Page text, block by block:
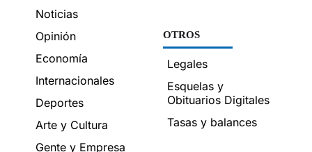
Noticias
Opinión
Economía
Internacionales
Deportes
Arte y Cultura
Gente y Empresa
OTROS
Legales
Esquelas y
Obituarios Digitales
Tasas y balances